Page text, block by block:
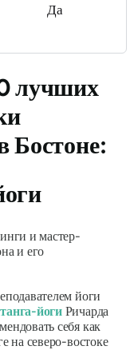
Да
лучших
Бостоне:
и мастер-
и его
йоги
йоги Ричарда
себя как
на северо-востоке